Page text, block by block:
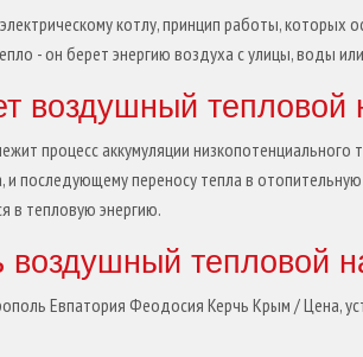
котлу, принцип работы, которых
- он берет энергию воздуха с улицы, воды
воздушный тепловой
процесс аккумуляции низкопотенциального
последующему переносу тепла в
в тепловую энергию.
воздушный тепловой
Евпатория Феодосия Керчь Крым / Цена,